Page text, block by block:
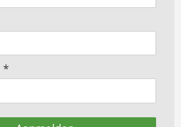
gezellig verlicht, een
koffie bij binnenkomst en
30 oktober
de allereersteOrvelter
. Een initiatief dat mensen
*